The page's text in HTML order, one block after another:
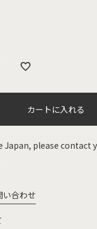
カートに入れる
Japan, please contact
い合わせ